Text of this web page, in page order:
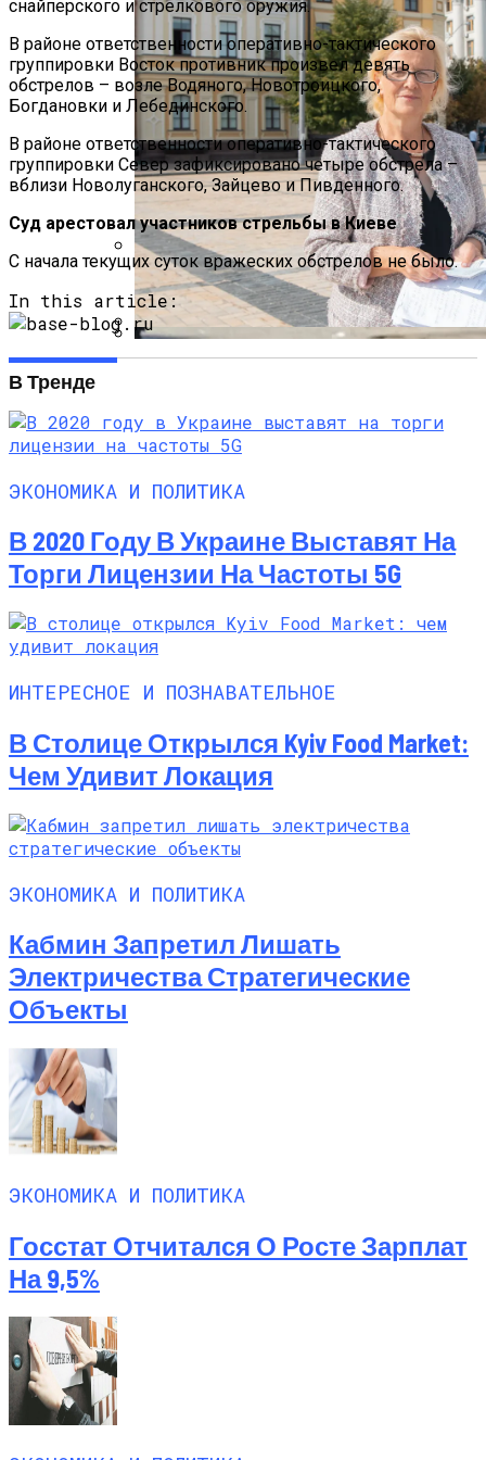
Международная Реакция На Тарифы
Трампа: Что Стоит На Кону
Обстановки
В «Борисполе» Поселилась Украинка,
снайперского и стрелкового оружия.
В районе ответственности оперативно-тактического
группировки Восток противник произвел девять
обстрелов – возле Водяного, Новотроицкого,
Богдановки и Лебединского.
В районе ответственности оперативно-тактического
группировки Север зафиксировано четыре обстрела –
вблизи Новолуганского, Зайцево и Пивденного.
Суд арестовал участников стрельбы в Киеве
С начала текущих суток вражеских обстрелов не было.
In this article:
В Тренде
ЭКОНОМИКА И ПОЛИТИКА
В 2020 Году В Украине Выставят На
Торги Лицензии На Частоты 5G
ИНТЕРЕСНОЕ И ПОЗНАВАТЕЛЬНОЕ
В Столице Открылся Kyiv Food Market:
Чем Удивит Локация
ЭКОНОМИКА И ПОЛИТИКА
Кабмин Запретил Лишать
Электричества Стратегические
Объекты
ЭКОНОМИКА И ПОЛИТИКА
Госстат Отчитался О Росте Зарплат
На 9,5%